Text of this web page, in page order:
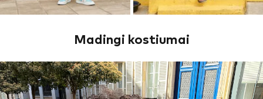
Madingi kostiumai